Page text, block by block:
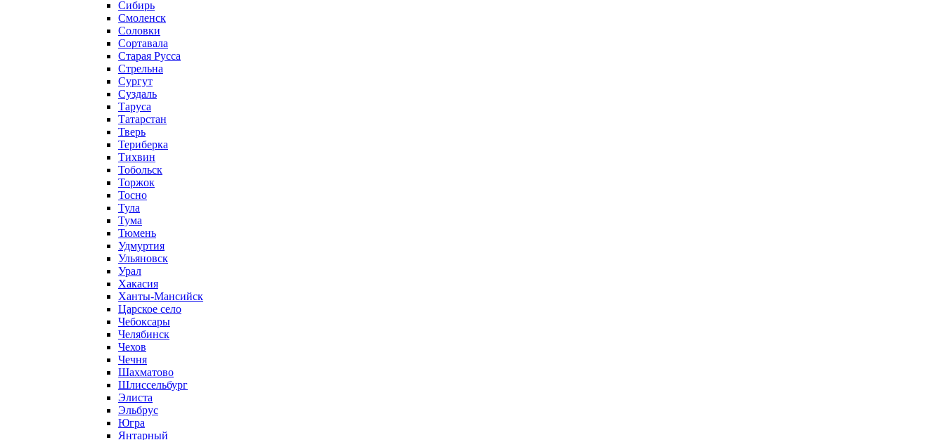
Сибирь
Смоленск
Соловки
Сортавала
Старая Русса
Стрельна
Сургут
Суздаль
Таруса
Татарстан
Тверь
Териберка
Тихвин
Тобольск
Торжок
Тосно
Тула
Тума
Тюмень
Удмуртия
Ульяновск
Урал
Хакасия
Ханты-Мансийск
Царское село
Чебоксары
Челябинск
Чехов
Чечня
Шахматово
Шлиссельбург
Элиста
Эльбрус
Югра
Янтарный